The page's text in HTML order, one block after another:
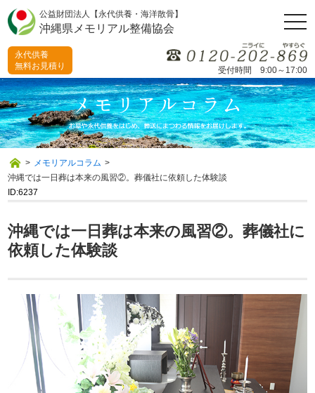
公益財団法人【永代供養・海洋散骨】
沖縄県メモリアル整備協会
受付時間 9:00～17:00
永代供養
無料お見積り
> メモリアルコラム >
沖縄では一日葬は本来の風習②。葬儀社に依頼した体験談
ID:6237
沖縄では一日葬は本来の風習②。葬儀社に
依頼した体験談